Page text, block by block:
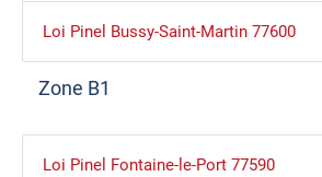
Loi Pinel Bussy-Saint-Martin 77600
Zone B1
Loi Pinel Fontaine-le-Port 77590